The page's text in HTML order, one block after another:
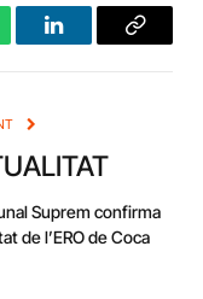
LinkedInCopy
Suprem confirma
de l’ERO de Coca